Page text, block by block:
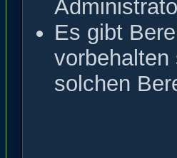
Es gibt
vorbehalten
solchen